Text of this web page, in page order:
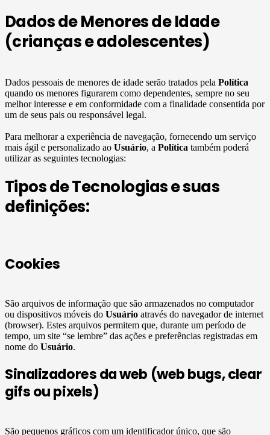
Dados de Menores de Idade
(crianças e adolescentes)
Dados pessoais de menores de idade serão tratados pela Política
quando os menores figurarem como dependentes, sempre no seu
melhor interesse e em conformidade com a finalidade consentida por
um de seus pais ou responsável legal.
Para melhorar a experiência de navegação, fornecendo um serviço
mais ágil e personalizado ao Usuário, a Política também poderá
utilizar as seguintes tecnologias:
Tipos de Tecnologias e suas
definições:
Cookies
São arquivos de informação que são armazenados no computador
ou dispositivos móveis do Usuário através do navegador de internet
(browser). Estes arquivos permitem que, durante um período de
tempo, um site “se lembre” das ações e preferências registradas em
nome do Usuário.
Sinalizadores da web (web bugs, clear
gifs ou pixels)
São pequenos gráficos com um identificador único, que são